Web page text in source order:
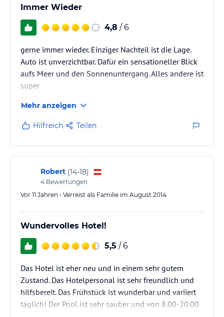
Immer Wieder
4,8 / 6
gerne immer wieder. Einziger Nachteil ist die Lage.
Auto ist unverzichtbar. Dafür ein sensationeller Blick
aufs Meer und den Sonnenuntergang. Alles andere ist
super
Mehr anzeigen
Hilfreich Teilen
Robert (14-18)
4 Bewertungen
Vor 11 Jahren • Verreist als Familie im August 2014
Wundervolles Hotel!
5,5 / 6
Das Hotel ist eher neu und in einem sehr gutem
Zustand. Das Hotelpersonal ist sehr freundlich und
hilfsbereit. Das Frühstück ist wunderbar und variiert
täglich! Der Pool ist sehr sauber und von 8.00-20.00